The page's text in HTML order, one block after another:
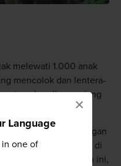
Language
in one of
×
melewati 1.000 anak
mencolok dan lentera-
tersebar di sepanjang
berkesan.
yang dibuat dengan
daerah sekitar wihara di
wihara di wilayah ini,